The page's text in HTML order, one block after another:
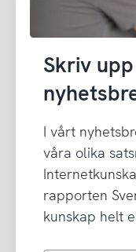
Skriv
I vårt
våra olika
rapporten
kunskap helt